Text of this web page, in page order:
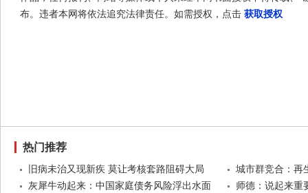
布。违者本网将依法追究法律责任。如需授权，点击 获取授权
热门推荐
旧病未治又现新疾 莫让考核套路阻碍大局
城市群竞合：再
灰犀牛动起来：中国家庭债务风险浮出水面
师德：说起来重